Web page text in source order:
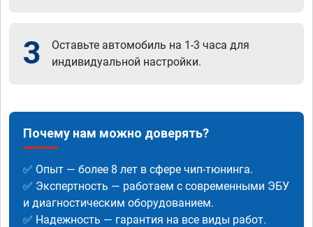
3
Оставьте автомобиль на 1-3 часа для
индивидуальной настройки.
Почему нам можно доверять?
✅ Опыт — более 8 лет в сфере чип-тюнинга.
✅ Экспертность — работаем с современными ЭБУ
и диагностическим оборудованием.
✅ Надежность — гарантия на все виды работ.